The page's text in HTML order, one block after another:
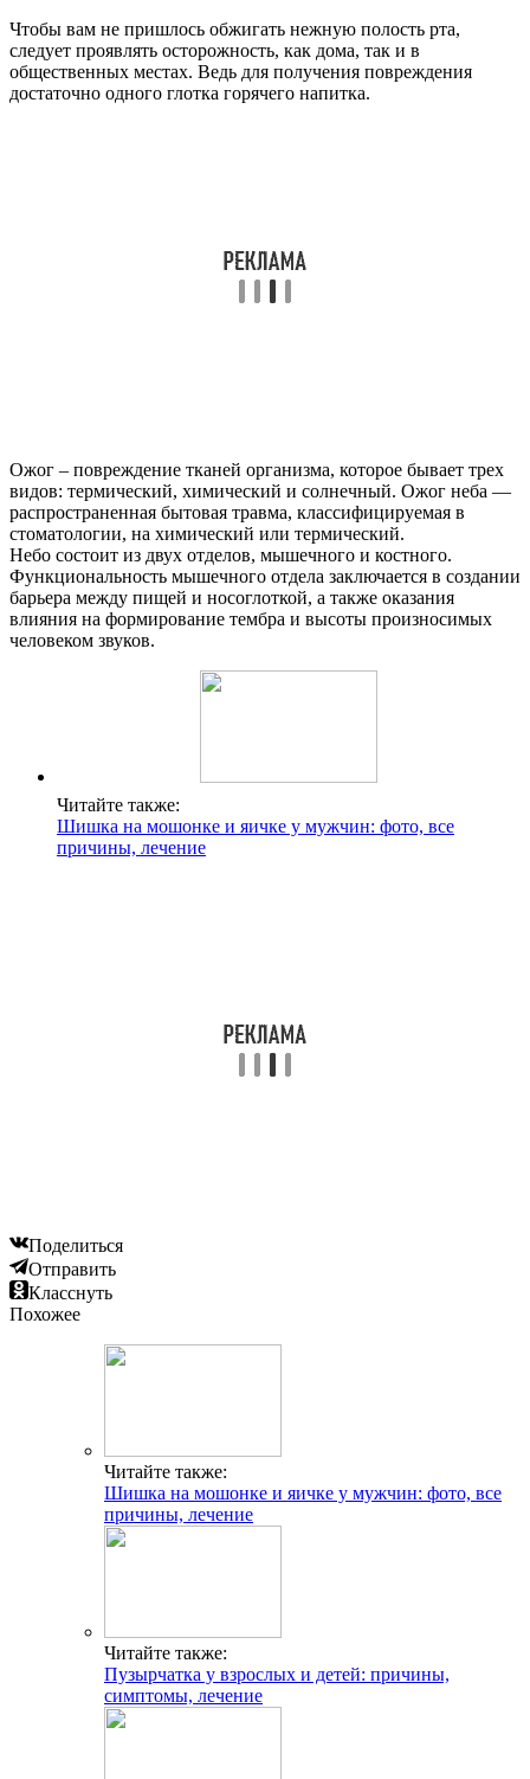
Чтобы вам не пришлось обжигать нежную полость рта,
следует проявлять осторожность, как дома, так и в
общественных местах. Ведь для получения повреждения
достаточно одного глотка горячего напитка.
Ожог – повреждение тканей организма, которое бывает трех
видов: термический, химический и солнечный. Ожог неба —
распространенная бытовая травма, классифицируемая в
стоматологии, на химический или термический.
Небо состоит из двух отделов, мышечного и костного.
Функциональность мышечного отдела заключается в создании
барьера между пищей и носоглоткой, а также оказания
влияния на формирование тембра и высоты произносимых
человеком звуков.
Читайте также:
Шишка на мошонке и яичке у мужчин: фото, все
причины, лечение
Поделиться
Отправить
Класснуть
Похожее
Читайте также:
Шишка на мошонке и яичке у мужчин: фото, все
причины, лечение
Читайте также:
Пузырчатка у взрослых и детей: причины,
симптомы, лечение